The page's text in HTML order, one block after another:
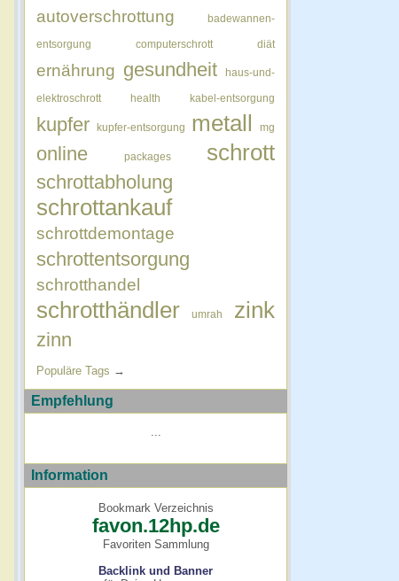
autoverschrottung badewannen-
entsorgung computerschrott diät
ernährung gesundheit haus-und-
elektroschrott health kabel-entsorgung
kupfer kupfer-entsorgung metall mg
online packages schrott
schrottabholung
schrottankauf
schrottdemontage
schrottentsorgung
schrotthandel
schrotthändler umrah zink
zinn
Populäre Tags →
Empfehlung
Information
Bookmark Verzeichnis
favon.12hp.de
Favoriten Sammlung
Backlink und Banner